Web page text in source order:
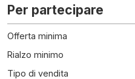
Per partecipare
Offerta minima
Rialzo minimo
Tipo di vendita